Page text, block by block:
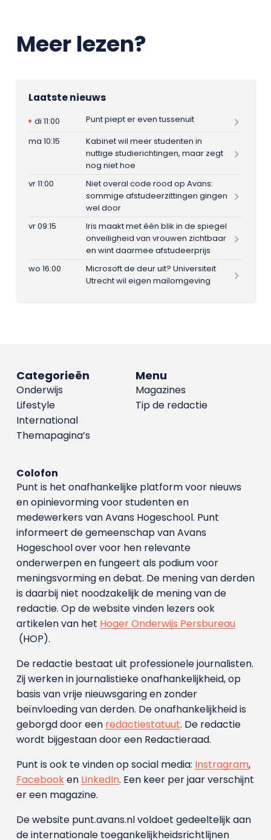
Meer lezen?
Laatste nieuws
di 11:00
Punt piept er even tussenuit
ma 10:15
Kabinet wil meer studenten in
nuttige studierichtingen, maar zegt
nog niet hoe
vr 11:00
Niet overal code rood op Avans:
sommige afstudeerzittingen gingen
wel door
vr 09:15
Iris maakt met één blik in de spiegel
onveiligheid van vrouwen zichtbaar
en wint daarmee afstudeerprijs
wo 16:00
Microsoft de deur uit? Universiteit
Utrecht wil eigen mailomgeving
Menu
Magazines
Tip de redactie
Categorieën
Onderwijs
Lifestyle
International
Themapagina’s
Colofon
Punt is het onafhankelijke platform voor nieuws
en opinievorming voor studenten en
medewerkers van Avans Hoge­school. Punt
informeert de gemeenschap van Avans
Hogeschool over voor hen relevante
onderwerpen en fungeert als podium voor
meningsvorming en debat. De mening van derden
is daarbij niet noodzakelijk de mening van de
redactie. Op de website vinden lezers ook
artikelen van het Hoger Onderwijs Persbureau
(HOP).
De redactie bestaat uit professionele journalisten.
Zij werken in journalistieke onafhankelijkheid, op
basis van vrije nieuwsgaring en zonder
beïnvloeding van derden. De onafhankelijkheid is
geborgd door een redactiestatuut. De redactie
wordt bijgestaan door een Redactieraad.
Punt is ook te vinden op social media: Instragram,
Facebooken LinkedIn. Een keer per jaar verschijnt
er een magazine.
De website punt.avans.nl voldoet gedeeltelijk aan
de internationale toegankelijkheidsrichtlijnen